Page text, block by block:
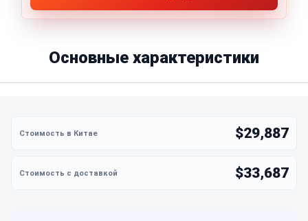
Основные характеристики
$29,887
$33,687